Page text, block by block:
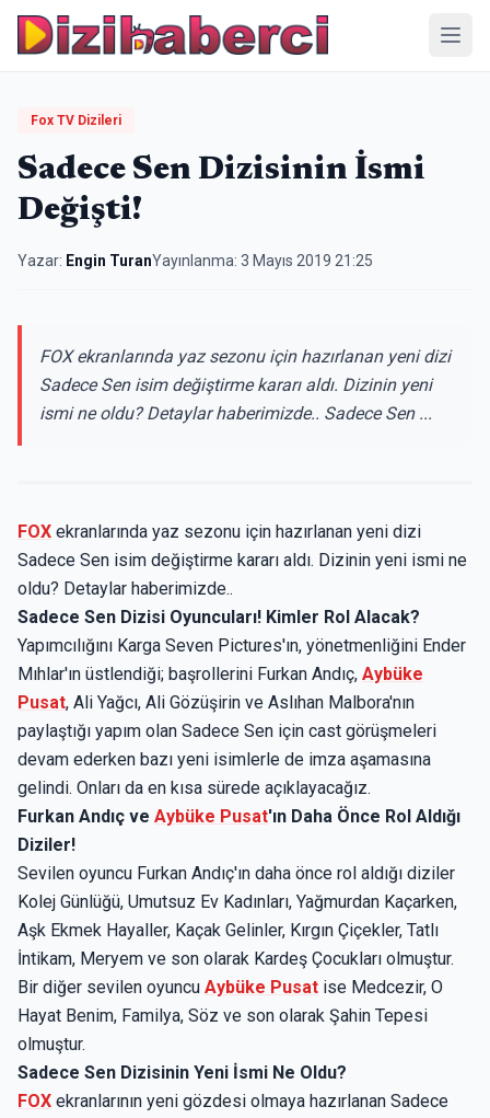
Fox TV Dizileri
Sadece Sen Dizisinin İsmi
Değişti!
Yazar: Engin TuranYayınlanma: 3 Mayıs 2019 21:25
FOX ekranlarında yaz sezonu için hazırlanan yeni dizi
Sadece Sen isim değiştirme kararı aldı. Dizinin yeni
ismi ne oldu? Detaylar haberimizde.. Sadece Sen ...
FOX ekranlarında yaz sezonu için hazırlanan yeni dizi
Sadece Sen isim değiştirme kararı aldı. Dizinin yeni ismi ne
oldu? Detaylar haberimizde..
Sadece Sen Dizisi Oyuncuları! Kimler Rol Alacak?
Yapımcılığını Karga Seven Pictures'ın, yönetmenliğini Ender
Mıhlar'ın üstlendiği; başrollerini Furkan Andıç, Aybüke
Pusat, Ali Yağcı, Ali Gözüşirin ve Aslıhan Malbora'nın
paylaştığı yapım olan Sadece Sen için cast görüşmeleri
devam ederken bazı yeni isimlerle de imza aşamasına
gelindi. Onları da en kısa sürede açıklayacağız.
Furkan Andıç ve Aybüke Pusat'ın Daha Önce Rol Aldığı
Diziler!
Sevilen oyuncu Furkan Andıç'ın daha önce rol aldığı diziler
Kolej Günlüğü, Umutsuz Ev Kadınları, Yağmurdan Kaçarken,
Aşk Ekmek Hayaller, Kaçak Gelinler, Kırgın Çiçekler, Tatlı
İntikam, Meryem ve son olarak Kardeş Çocukları olmuştur.
Bir diğer sevilen oyuncu Aybüke Pusat ise Medcezir, O
Hayat Benim, Familya, Söz ve son olarak Şahin Tepesi
olmuştur.
Sadece Sen Dizisinin Yeni İsmi Ne Oldu?
FOX ekranlarının yeni gözdesi olmaya hazırlanan Sadece